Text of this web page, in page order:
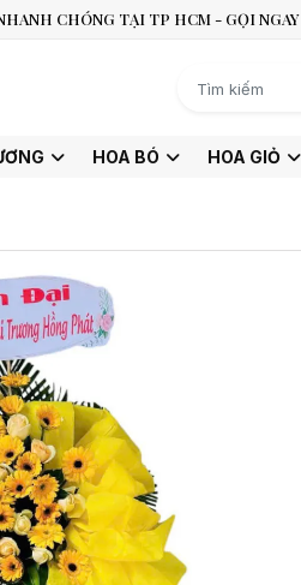
CHÓNG TẠI TP HCM - GỌI NGAY
HOA BÓ HOA GIỎ